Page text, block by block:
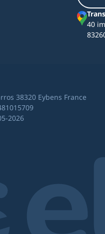
40
38320 Eybens France
2026